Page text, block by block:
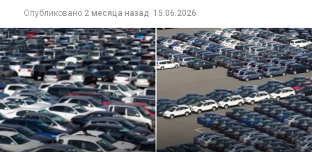
Опубликовано 2 месяца назад 15.06.2026